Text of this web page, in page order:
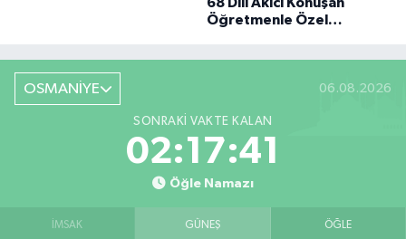
68 Dili Akıcı Konuşan
Öğretmenle Özel
OSMANİYE 06.08.2026
SONRAKI VAKTE KALAN
02:17:40
Öğle Namazı
İMSAK GÜNEŞ ÖĞLE